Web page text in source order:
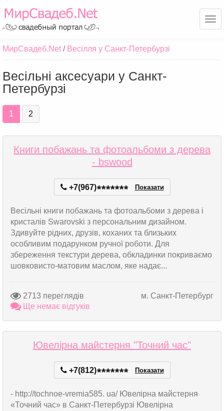
МирСвадеб.Net Весілля у Санкт-Петербурзі
Весільні аксесуари у Санкт-
Петербурзі
1 2
Книги побажань та фотоальбоми з дерева
- bswood
+7(967)******* Показати
Весільні книги побажань та фотоальбоми з дерева і
кристалів Swarovski з персональним дизайном.
Здивуйте рідних, друзів, коханих та близьких
особливим подарунком ручної роботи. Для
збереження текстури дерева, обкладинки покриваємо
шовковисто-матовим маслом, яке надає...
2713 переглядів
м. Санкт-Петербург
Ще немає відгуків
Ювелірна майстерня "Точний час"
+7(812)******* Показати
- http://tochnoe-vremia585. ua/ Ювелірна майстерня
«Точний час» в Санкт-Петербурзі Ювелірна